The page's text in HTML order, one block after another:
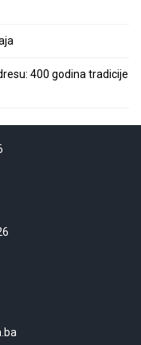
400 godina tradicije